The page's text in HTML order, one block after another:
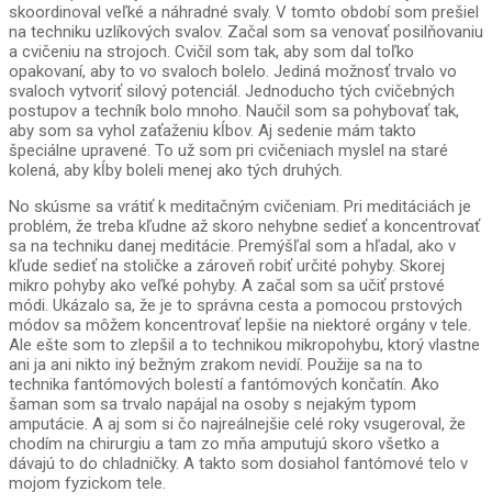
skoordinoval veľké a náhradné svaly. V tomto období som prešiel
na techniku uzlíkových svalov. Začal som sa venovať posilňovaniu
a cvičeniu na strojoch. Cvičil som tak, aby som dal toľko
opakovaní, aby to vo svaloch bolelo. Jediná možnosť trvalo vo
svaloch vytvoriť silový potenciál. Jednoducho tých cvičebných
postupov a techník bolo mnoho. Naučil som sa pohybovať tak,
aby som sa vyhol zaťaženiu kĺbov. Aj sedenie mám takto
špeciálne upravené. To už som pri cvičeniach myslel na staré
kolená, aby kĺby boleli menej ako tých druhých.
No skúsme sa vrátiť k meditačným cvičeniam. Pri meditáciách je
problém, že treba kľudne až skoro nehybne sedieť a koncentrovať
sa na techniku danej meditácie. Premýšľal som a hľadal, ako v
kľude sedieť na stoličke a zároveň robiť určité pohyby. Skorej
mikro pohyby ako veľké pohyby. A začal som sa učiť prstové
módi. Ukázalo sa, že je to správna cesta a pomocou prstových
módov sa môžem koncentrovať lepšie na niektoré orgány v tele.
Ale ešte som to zlepšil a to technikou mikropohybu, ktorý vlastne
ani ja ani nikto iný bežným zrakom nevidí. Použije sa na to
technika fantómových bolestí a fantómových končatín. Ako
šaman som sa trvalo napájal na osoby s nejakým typom
amputácie. A aj som si čo najreálnejšie celé roky vsugeroval, že
chodím na chirurgiu a tam zo mňa amputujú skoro všetko a
dávajú to do chladničky. A takto som dosiahol fantómové telo v
mojom fyzickom tele.